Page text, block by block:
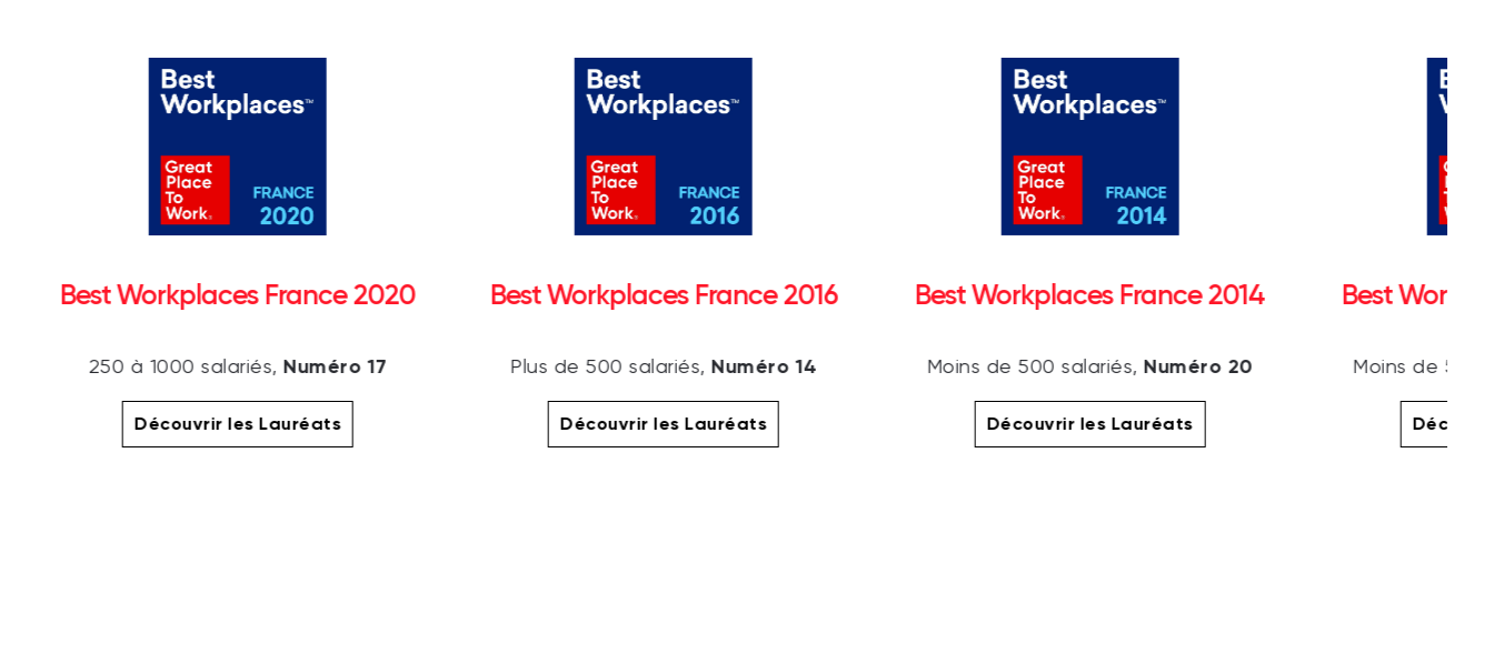
Best Workplaces France 2020
250 à 1000 salariés, Numéro 17
Découvrir les Lauréats
Best Workplaces France 2016
Plus de 500 salariés, Numéro 14
Découvrir les Lauréats
Best Workplaces France 2014
Moins de 500 salariés, Numéro 20
Découvrir les Lauréats
Best
Moins de 500